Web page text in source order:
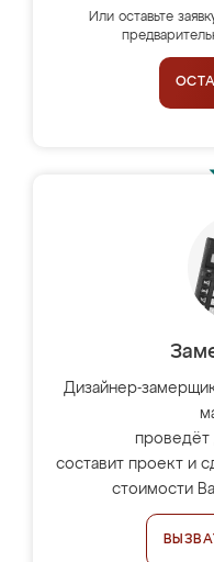
Или оставьте
Дизайнер-
проведёт
составит проект и
стоимости